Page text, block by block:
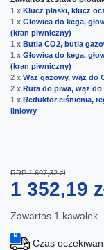
1 x Klucz płaski, klucz
1 x Głowica do kega,
(kran piwniczny)
1 x Butla CO2, butla
1 x Głowica do kega,
(kran piwniczny)
2 x Wąż gazowy, wąż do
2 x Rura do piwa, wąż
1 x Reduktor ciśnienia,
liniowy
RRP 1 607,32 zł
1 352,19
Zawartos 1 kawałek
Czas